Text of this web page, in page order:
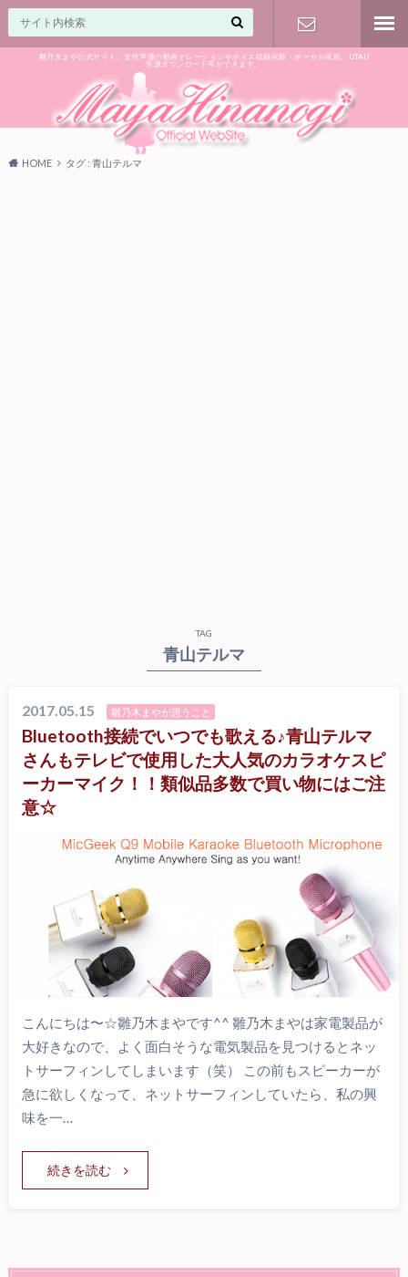
雛乃木まや公式サイト。女性声優の動画ナレーションやボイス収録依頼・ボーカル依頼、UTAU
音源ダウンロード等ができます。
気軽に♪
HOME タグ : 青山テルマ
TAG
青山テルマ
2017.05.15 雛乃木まやが思うこと
Bluetooth接続でいつでも歌える♪青山テルマ
さんもテレビで使用した大人気のカラオケスピ
ーカーマイク！！類似品多数で買い物にはご注
意☆
こんにちは〜☆雛乃木まやです^^ 雛乃木まやは家電製品が
大好きなので、よく面白そうな電気製品を見つけるとネッ
トサーフィンしてしまいます（笑） この前もスピーカーが
急に欲しくなって、ネットサーフィンしていたら、私の興
味を一…
続きを読む